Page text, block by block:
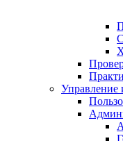
Управление